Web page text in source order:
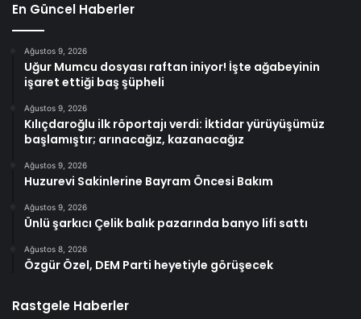
En Güncel Haberler
Ağustos 9, 2026
Uğur Mumcu dosyası raftan iniyor! İşte ağabeyinin
işaret ettiği baş şüpheli
Ağustos 9, 2026
Kılıçdaroğlu ilk röportajı verdi: İktidar yürüyüşümüz
başlamıştır; arınacağız, kazanacağız
Ağustos 9, 2026
Huzurevi Sakinlerine Bayram Öncesi Bakım
Ağustos 9, 2026
Ünlü şarkıcı Çelik balık pazarında banyo lifi sattı
Ağustos 8, 2026
Özgür Özel, DEM Parti heyetiyle görüşecek
Rastgele Haberler